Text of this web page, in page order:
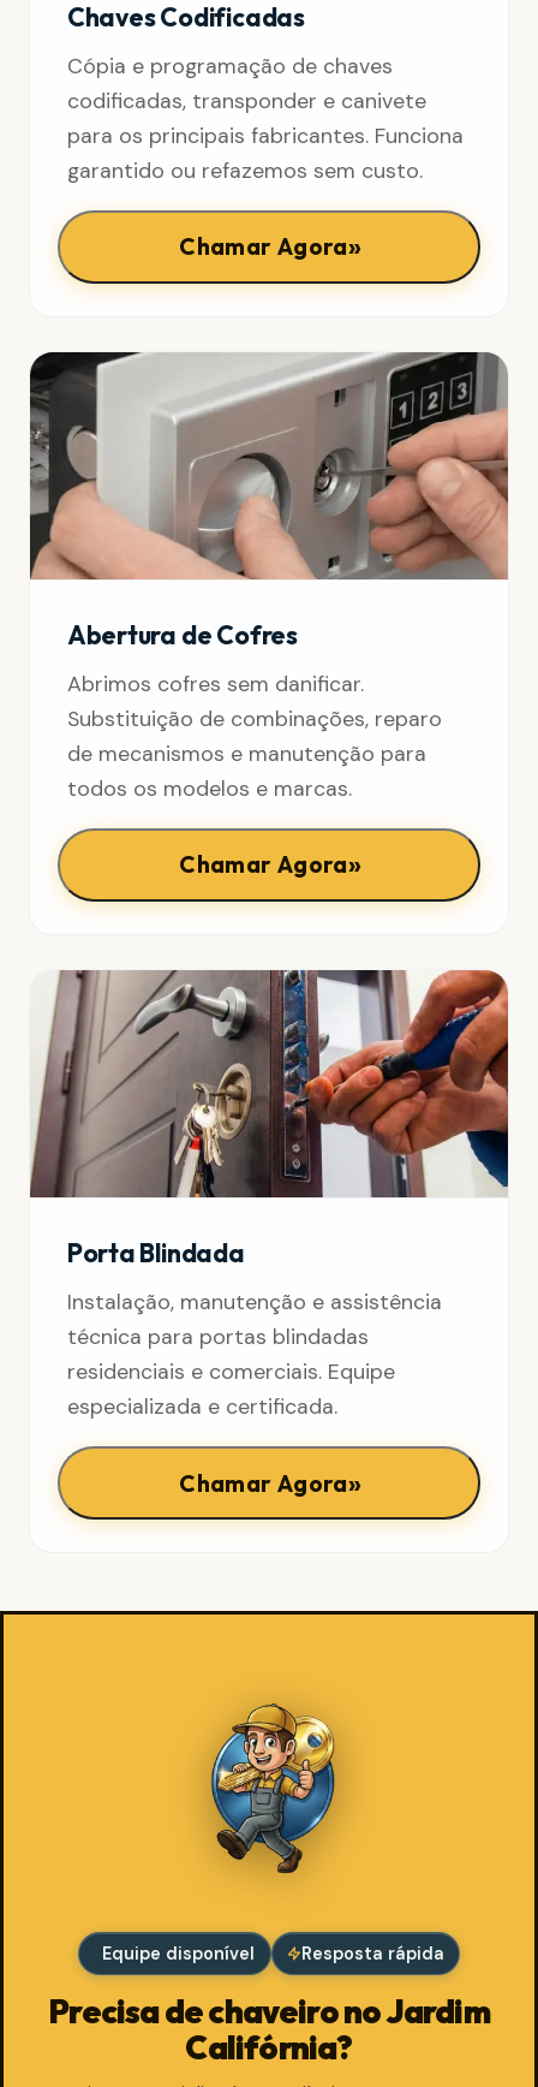
Chaves Codificadas
Cópia e programação de chaves
codificadas, transponder e canivete
para os principais fabricantes. Funciona
garantido ou refazemos sem custo.
Chamar Agora»
Abertura de Cofres
Abrimos cofres sem danificar.
Substituição de combinações, reparo
de mecanismos e manutenção para
todos os modelos e marcas.
Chamar Agora»
Porta Blindada
Instalação, manutenção e assistência
técnica para portas blindadas
residenciais e comerciais. Equipe
especializada e certificada.
Chamar Agora»
Equipe disponível Resposta rápida
Precisa de chaveiro no Jardim
Califórnia?